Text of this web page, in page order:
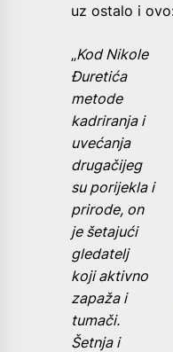
uz ostalo i
„Kod Nikole
Đuretića
metode
kadriranja i
uvećanja
drugačijeg
su porijekla i
prirode, on
je šetajući
gledatelj
koji aktivno
zapaža i
tumači.
Šetnja i